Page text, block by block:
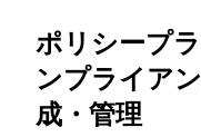
ポリシープ
ンプライア
成・管理